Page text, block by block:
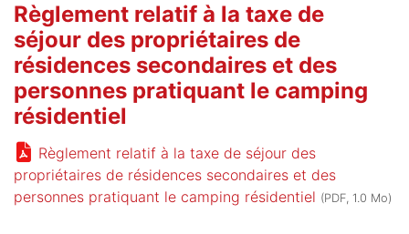
Règlement relatif à la taxe de
séjour des propriétaires de
résidences secondaires et des
personnes pratiquant le camping
résidentiel
Règlement relatif à la taxe de séjour des
propriétaires de résidences secondaires et des
personnes pratiquant le camping résidentiel (PDF, 1.0 Mo)